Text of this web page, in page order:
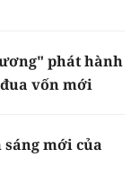
phát hành
vốn mới
sáng mới của